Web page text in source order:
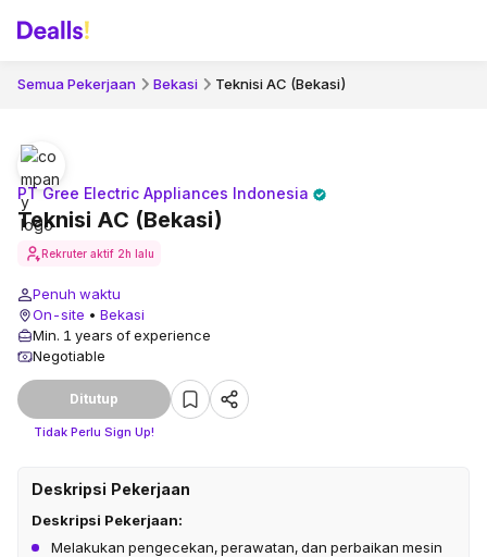
Semua Pekerjaan Bekasi Teknisi AC (Bekasi)
Teknisi AC (Bekasi)
PT Gree Electric Appliances Indonesia
Rekruter aktif 2h lalu
Penuh waktu
On-site • Bekasi
Min. 1 years of experience
Negotiable
Ditutup
Tidak Perlu Sign Up!
Deskripsi Pekerjaan
Deskripsi Pekerjaan:
Melakukan pengecekan, perawatan, dan perbaikan mesin